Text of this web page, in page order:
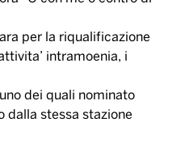
per la riqualificazione
intramoenia, i
dei quali nominato
dalla stessa stazione